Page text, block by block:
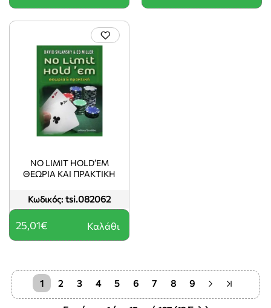
Κωδικός: tsi.082062
NO LIMIT HOLD’EM
ΘΕΩΡΙΑ ΚΑΙ ΠΡΑΚΤΙΚΗ
25,01€ Καλάθι
1 2 3 4 5 6 7 8 9